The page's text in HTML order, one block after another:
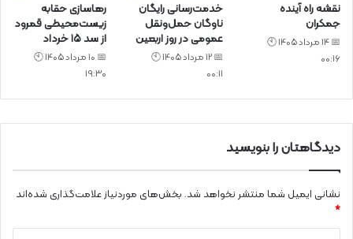
نقشه راه آینده
جمکران
📅 14 مرداد 1405 🕙
00:16
خدمت‌رسانی رایگان
ناوگان حمل‌ونقل
عمومی در روز اربعین
📅 12 مرداد 1405 🕙
00:11
رهاسازی حقابه
زیست‌محیطی قمرود
از سد ۱۵ خرداد
📅 10 مرداد 1405 🕙
19:30
دیدگاهتان را بنویسید
نشانی ایمیل شما منتشر نخواهد شد. بخش‌های موردنیاز علامت‌گذاری شده‌اند
*